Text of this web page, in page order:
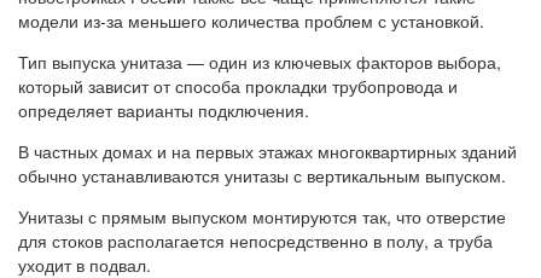
модели из-за меньшего количества проблем с установкой.
Тип выпуска унитаза — один из ключевых факторов выбора,
который зависит от способа прокладки трубопровода и
определяет варианты подключения.
В частных домах и на первых этажах многоквартирных зданий
обычно устанавливаются унитазы с вертикальным выпуском.
Унитазы с прямым выпуском монтируются так, что отверстие
для стоков располагается непосредственно в полу, а труба
уходит в подвал.